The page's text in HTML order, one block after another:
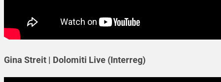
Gina Streit | Dolomiti Live (Interreg)